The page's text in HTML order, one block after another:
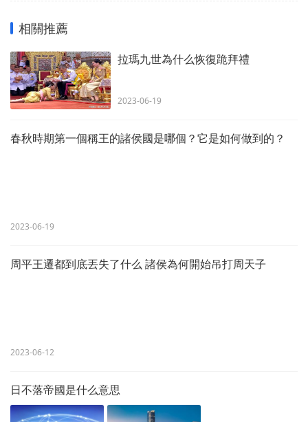
相關推薦
拉瑪九世為什么恢復跪拜禮
2023-06-19
春秋時期第一個稱王的諸侯國是哪個？它是如何做到的？
2023-06-19
周平王遷都到底丟失了什么 諸侯為何開始吊打周天子
2023-06-12
日不落帝國是什么意思